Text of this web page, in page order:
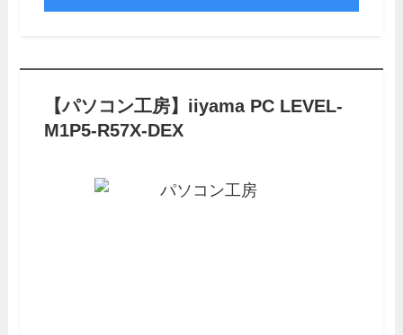
【パソコン工房】iiyama PC LEVEL-
M1P5-R57X-DEX